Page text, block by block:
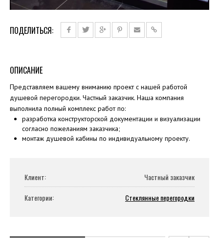
ПОДЕЛИТЬСЯ:
ОПИСАНИЕ
Представляем вашему вниманию проект с нашей работой
душевой перегородки. Частный заказчик. Наша компания
выполнила полный комплекс работ по:
разработка конструкторской документации и визуализации
согласно пожеланиям заказчика;
монтаж душевой кабины по индивидуальному проекту.
Клиент:
Частный заказчик
Категории:
Стеклянные перегородки